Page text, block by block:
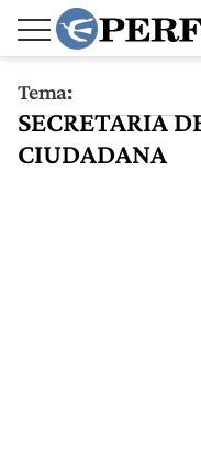
Tema:
SECRETARIA
CIUDADANA